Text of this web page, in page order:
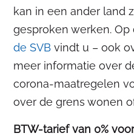
kan in een ander land
gesproken werken.
de SVBvindt u – ook
meer informatie over
corona-maatregelen
over de grens wonen
BTW-tarief van 0%